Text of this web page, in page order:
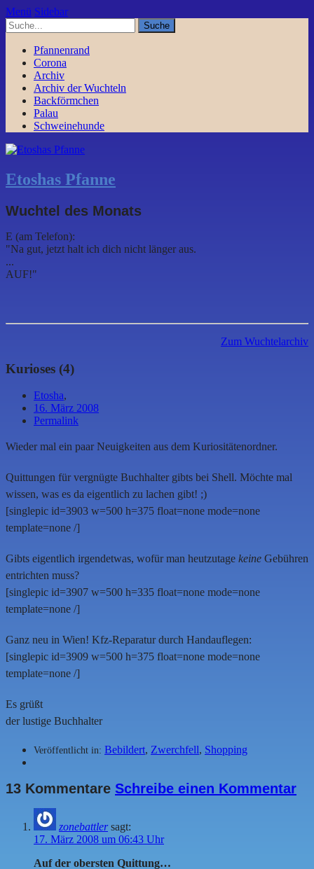
Menü Sidebar
Pfannenrand
Corona
Archiv
Archiv der Wuchteln
Backförmchen
Palau
Schweinehunde
Etoshas Pfanne
Wuchtel des Monats
E (am Telefon):
"Na gut, jetzt halt ich dich nicht länger aus.
...
AUF!"
Zum Wuchtelarchiv
Kurioses (4)
Etosha,
16. März 2008
Permalink
Wieder mal ein paar Neuigkeiten aus dem Kuriositätenordner.
Quittungen für vergnügte Buchhalter gibts bei Shell. Möchte mal
wissen, was es da eigentlich zu lachen gibt! ;)
[singlepic id=3903 w=500 h=375 float=none mode=none
template=none /]
Gibts eigentlich irgendetwas, wofür man heutzutage keine Gebühren
entrichten muss?
[singlepic id=3907 w=500 h=335 float=none mode=none
template=none /]
Ganz neu in Wien! Kfz-Reparatur durch Handauflegen:
[singlepic id=3909 w=500 h=375 float=none mode=none
template=none /]
Es grüßt
der lustige Buchhalter
Veröffentlicht in: Bebildert, Zwerchfell, Shopping
13 Kommentare Schreibe einen Kommentar
zonebattler sagt:
17. März 2008 um 06:43 Uhr
Auf der obersten Quittung…